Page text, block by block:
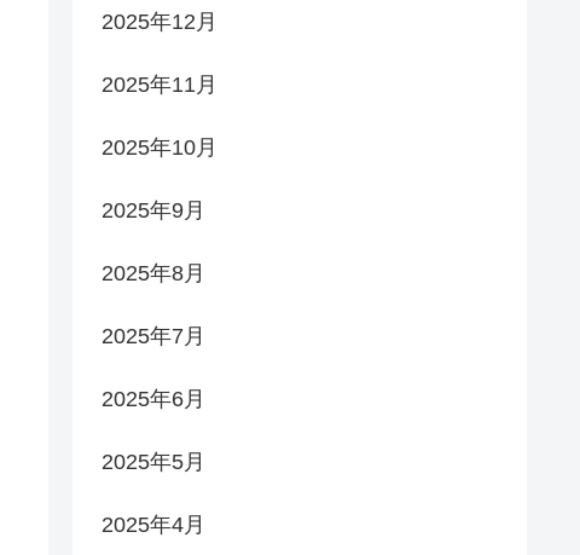
2025年12月
2025年11月
2025年10月
2025年9月
2025年8月
2025年7月
2025年6月
2025年5月
2025年4月